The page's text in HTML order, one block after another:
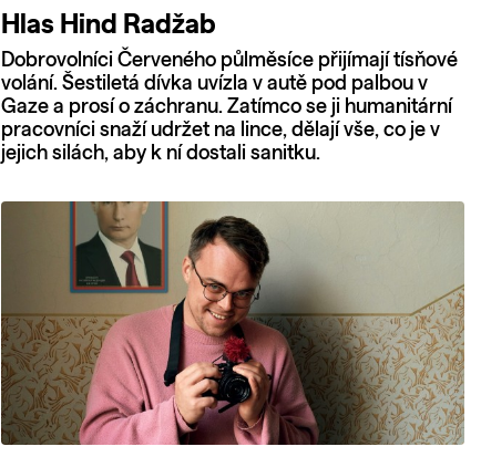
Hlas Hind Radžab
Dobrovolníci Červeného půlměsíce přijímají tísňové
volání. Šestiletá dívka uvízla v autě pod palbou v
Gaze a prosí o záchranu. Zatímco se ji humanitární
pracovníci snaží udržet na lince, dělají vše, co je v
jejich silách, aby k ní dostali sanitku.